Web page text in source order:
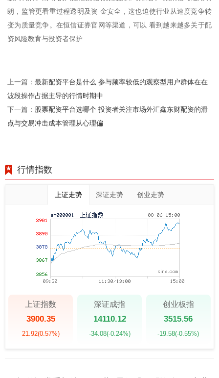
朗，监管更看重过程透明及资 金安全，这也迫使行业从速度竞争转
变为质量竞争。在恒信证券官网等渠道，可以 看到越来越多关于配
资风险教育与投资者保护
上一篇： 最新配资平台是什么 参与频率较低的观察型用户群体在在
波段操作占据主导的行情时期中
下一篇： 股票配资平台选哪个 投资者关注市场外汇鑫东财配资的滑
点与交易冲击成本管理从心理偏
行情指数
上证走势 深证走势 创业走势
上证指数
3900.35
21.92(0.57%)
深证成指
14110.12
-34.08(-0.24%)
创业板指
3515.56
-19.58(-0.55%)